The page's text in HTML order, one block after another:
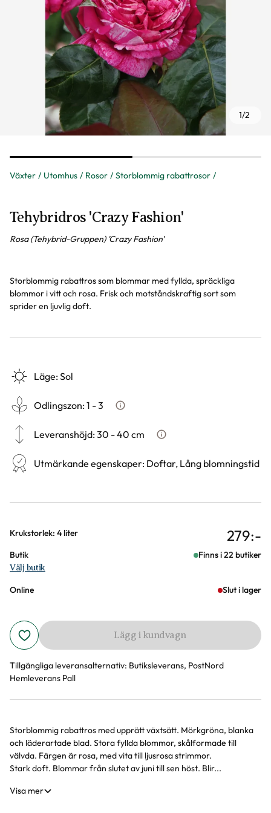
Växter Utomhus Rosor Storblommig rabattrosor
1/2
Tehybridros 'Crazy Fashion'
Rosa (Tehybrid-Gruppen) 'Crazy Fashion'
Storblommig rabattros som blommar med fyllda, spräckliga
blommor i vitt och rosa. Frisk och motståndskraftig sort som
sprider en ljuvlig doft.
Läge:Sol
Odlingszon:1 - 3 Vad är odlingszon?
Leveranshöjd:30 - 40 cm Hur vi mäter leveranshöjd på
Utmärkande egenskaper: Doftar, Lång blomningstid
Varianter
Krukstorlek: 4 liter 279:-
Butik Finns i 22 butiker
Välj butik
Online Slut i lager
Lägg i kundvagn
Tillgängliga leveransalternativ: Butiksleverans, PostNord
Hemleverans Pall
Produktinformation
Storblommig rabattros med upprätt växtsätt. Mörkgröna, blanka
och läderartade blad. Stora fyllda blommor, skålformade till
välvda. Färgen är rosa, med vita till ljusrosa strimmor.
Stark doft. Blommar från slutet av juni till sen höst. Blir...
Visa mer